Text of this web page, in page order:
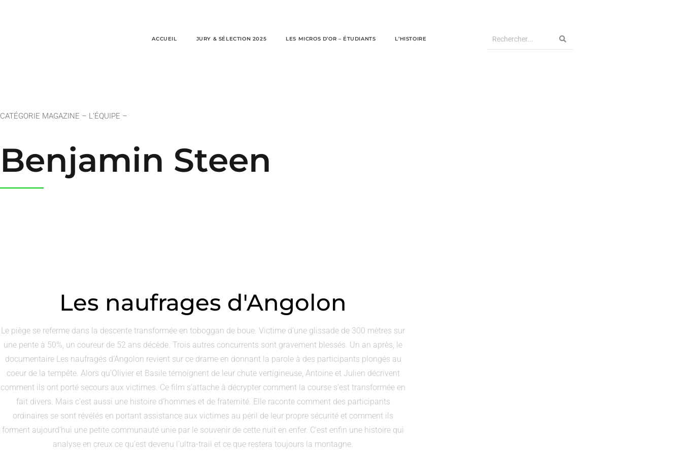
ACCUEIL JURY & SÉLECTION 2025 LES MICROS D’OR – ÉTUDIANTS L’HISTOIRE
CATÉGORIE MAGAZINE – L’ÉQUIPE –
Benjamin Steen
Les naufrages d'Angolon
Le piège se referme dans la descente transformée en toboggan de boue. Victime d’une glissade de 300 mètres sur
une pente à 50%, un coureur de 52 ans décède. Trois autres concurrents sont gravement blessés. Un an après, le
documentaire Les naufragés d’Angolon revient sur ce drame en donnant la parole à des participants plongés au
coeur de la tempête. Alors qu’Olivier et Basile témoignent de leur chute vertigineuse, Antoine et Julien décrivent
comment ils ont porté secours aux victimes. Ce film s’attache à décrypter comment la course s’est transformée en
fait divers. Mais c’est aussi une histoire d’hommes et de fraternité. Elle raconte comment des participants
ordinaires se sont révélés en portant assistance aux victimes au péril de leur propre sécurité et comment ils
forment aujourd’hui une petite communauté unie par le souvenir de cette nuit en enfer. C’est enfin une histoire qui
analyse en creux ce qu’est devenu l’ultra-trail et ce que restera toujours la montagne.